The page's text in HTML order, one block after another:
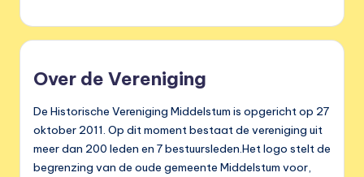
Over de Vereniging
De Historische Vereniging Middelstum is opgericht op 27
oktober 2011. Op dit moment bestaat de vereniging uit
meer dan 200 leden en 7 bestuursleden.Het logo stelt de
begrenzing van de oude gemeente Middelstum voor,